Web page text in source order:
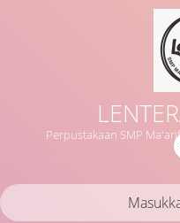
Perpustakaan SMP